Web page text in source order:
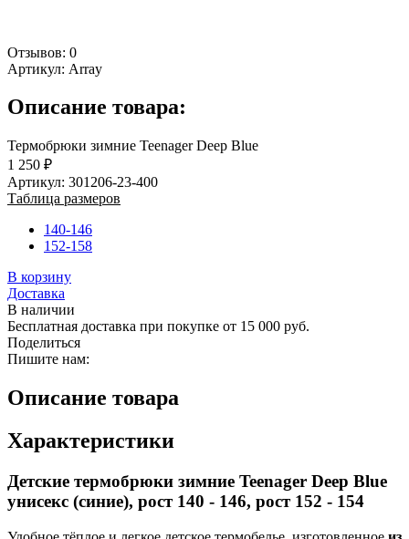
Отзывов: 0
Артикул: Array
Описание товара:
Термобрюки зимние Teenager Deep Blue
1 250 ₽
Артикул: 301206-23-400
Таблица размеров
140-146
152-158
В корзину
Доставка
В наличии
Бесплатная доставка при покупке от 15 000 руб.
Поделиться
Пишите нам:
Описание товара
Характеристики
Детские термобрюки зимние Teenager Deep Blue
унисекс (синие), рост 140 - 146, рост 152 - 154